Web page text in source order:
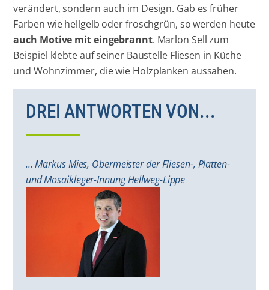
verändert, sondern auch im Design. Gab es früher
Farben wie hellgelb oder froschgrün, so werden heute
auch Motive mit eingebrannt. Marlon Sell zum
Beispiel klebte auf seiner Baustelle Fliesen in Küche
und Wohnzimmer, die wie Holzplanken aussahen.
DREI ANTWORTEN VON...
... Markus Mies, Obermeister der Fliesen-, Platten-
und Mosaikleger-Innung Hellweg-Lippe